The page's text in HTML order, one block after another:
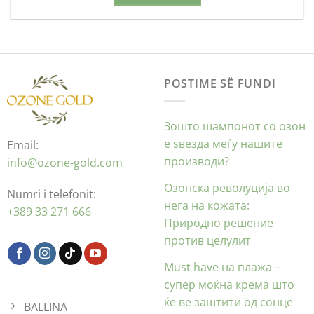
Email:
info@ozone-gold.com
Numri i telefonit:
+389 33 271 666
BALLINA
POSTIME SË FUNDI
Зошто шампонот со озон
е ѕвезда меѓу нашите
производи?
Озонска револуција во
нега на кожата:
Природно решение
против целулит
Must have на плажа –
супер моќна крема што
ќе ве заштити од сонце